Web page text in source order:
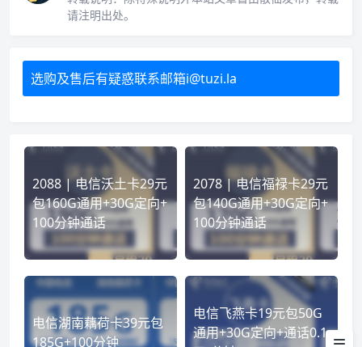
请注明出处。
选购及售后有疑惑联系邮箱i@tuzi.la
2088 | 电信沃土卡29元
包160G通用+30G定向+
100分钟通话
2078 | 电信福禄卡29元
包140G通用+30G定向+
100分钟通话
电信湖南藕荷卡39元包
185G+100分钟
电信飞燕卡19元包50G
通用+30G定向+通话0.1
办理的套餐怎么查进度？物流怎
么查？